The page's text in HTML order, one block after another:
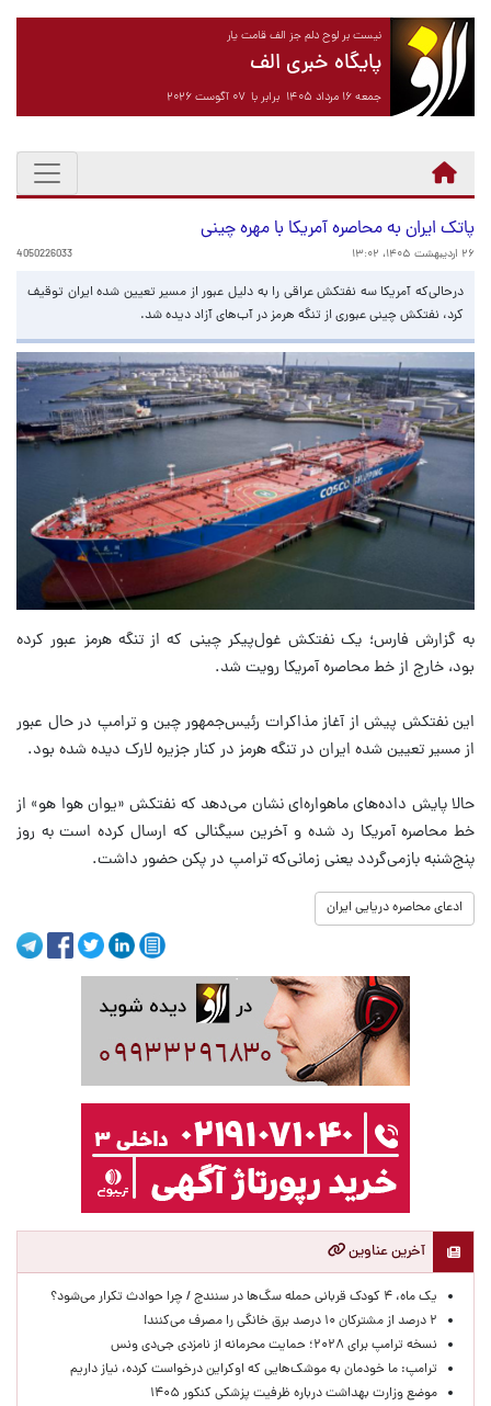
نیست بر لوح دلم جز الف قامت یار
پایگاه خبری الف
جمعه ۱۶ مرداد ۱۴۰۵ برابر با ۰۷ آگوست ۲۰۲۶
پاتک ایران به محاصره آمریکا با مهره چینی
۲۶ اردیبهشت ۱۴۰۵، ۱۳:۰۲ 4050226033
درحالی‌که آمریکا سه نفتکش عراقی را به دلیل عبور از مسیر تعیین شده ایران توقیف
کرد، نفتکش چینی عبوری از تنگه هرمز در آب‌های آزاد دیده شد.
به گزارش فارس؛ یک نفتکش غول‌پیکر چینی که از تنگه هرمز عبور کرده
بود، خارج از خط محاصره آمریکا رویت شد.
این نفتکش پیش از آغاز مذاکرات رئیس‌جمهور چین و ترامپ در حال عبور
از مسیر تعیین شده ایران در تنگه هرمز در کنار جزیره لارک دیده شده بود.
حالا پایش داده‌های ماهواره‌ای نشان می‌دهد که نفتکش «یوان هوا هو» از
خط محاصره آمریکا رد شده و آخرین سیگنالی که ارسال کرده است به روز
پنج‌شنبه بازمی‌گردد یعنی زمانی‌که ترامپ در پکن حضور داشت.
ادعای محاصره دریایی ایران
آخرین عناوین
یک ماه، ۴ کودک قربانی حمله سگ‌ها در سنندج / چرا حوادث تکرار می‌شود؟
۲ درصد از مشترکان ۱۰ درصد برق خانگی را مصرف می‌کنند!
نسخه ترامپ برای ۲۰۲۸؛ حمایت محرمانه از نامزدی جی‌دی ونس
ترامپ: ما خودمان به موشک‌هایی که اوکراین درخواست کرده، نیاز داریم
موضع وزارت بهداشت درباره ظرفیت پزشکی کنکور ۱۴۰۵